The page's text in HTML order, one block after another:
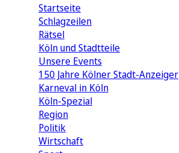
Startseite
Schlagzeilen
Rätsel
Köln und Stadtteile
Unsere Events
150 Jahre Kölner Stadt-Anzeiger
Karneval in Köln
Köln-Spezial
Region
Politik
Wirtschaft